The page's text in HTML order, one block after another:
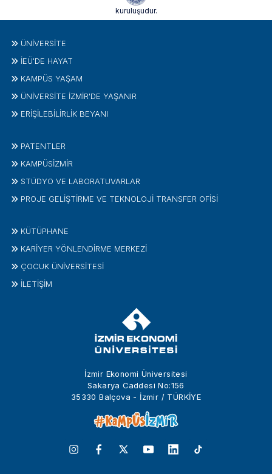
kuruluşudur.
İzmir Ekonomi Üniversitesi
Sakarya Caddesi No:156
35330 Balçova - İzmir / TÜRKİYE
ÜNIVERSITE
İEÜ'DE HAYAT
KAMPÜS YAŞAM
ÜNİVERSİTE İZMİR'DE YAŞANIR
ERİŞİLEBİLİRLİK BEYANI
PATENTLER
KAMPÜSİZMIR
STÜDYO VE LABORATUVARLAR
PROJE GELIŞTIRME VE TEKNOLOJI TRANSFER OFISI
KÜTÜPHANE
KARİYER YÖNLENDİRME MERKEZİ
ÇOCUK ÜNIVERSITESI
İLETIŞIM